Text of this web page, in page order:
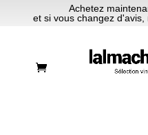
Achetez
et si vous changez